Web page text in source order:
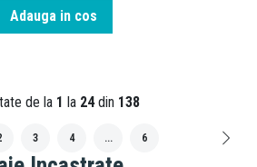
Adauga in cos
de la 1 la 24din 138
3 4 ... 6